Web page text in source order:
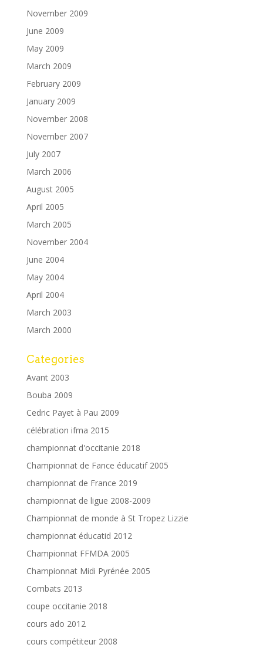
November 2009
June 2009
May 2009
March 2009
February 2009
January 2009
November 2008
November 2007
July 2007
March 2006
August 2005
April 2005
March 2005
November 2004
June 2004
May 2004
April 2004
March 2003
March 2000
Categories
Avant 2003
Bouba 2009
Cedric Payet à Pau 2009
célébration ifma 2015
championnat d'occitanie 2018
Championnat de Fance éducatif 2005
championnat de France 2019
championnat de ligue 2008-2009
Championnat de monde à St Tropez Lizzie
championnat éducatid 2012
Championnat FFMDA 2005
Championnat Midi Pyrénée 2005
Combats 2013
coupe occitanie 2018
cours ado 2012
cours compétiteur 2008